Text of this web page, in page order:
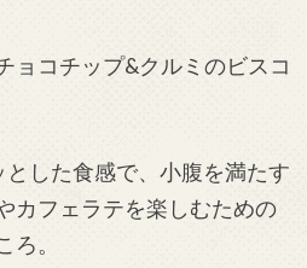
ョコチップ&クルミのビスコ
した食感で、小腹を満たす
カフェラテを楽しむための
ろ。